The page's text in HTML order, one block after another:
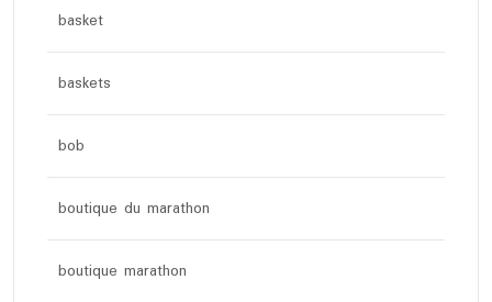
basket
baskets
bob
boutique du marathon
boutique marathon